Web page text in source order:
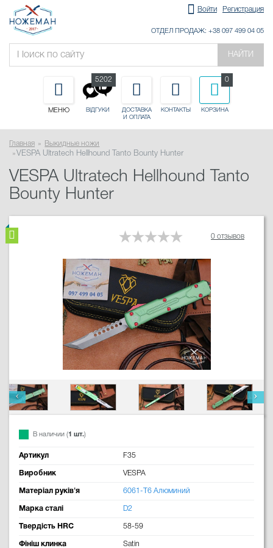
Войти Регистрация
ОТДЕЛ ПРОДАЖ: +38 097 499 04 05
НАЙТИ
МЕНЮ ВІДГУКИ
5202
ДОСТАВКА
И ОПЛАТА
КОНТАКТЫ КОРЗИНА
0
Главная
Выкидные ножи
VESPA Ultratech Hellhound Tanto Bounty Hunter
VESPA Ultratech Hellhound Tanto
Bounty Hunter
0 отзывов
В наличии (1 шт.)
Артикул F35
Виробник VESPA
Матеріал руків'я 6061-T6 Алюминий
Марка сталі D2
Твердість HRC 58-59
Фініш клинка Satin